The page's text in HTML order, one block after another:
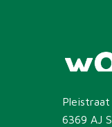
Pleistraat
6369 AJ